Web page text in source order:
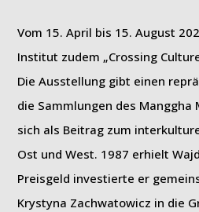
Vom 15. April bis 15. August
Institut zudem „Crossing
Die Ausstellung gibt einen
die Sammlungen des Manggha
sich als Beitrag zum
Ost und West. 1987 erhielt
Preisgeld investierte er
Krystyna Zachwatowicz in die